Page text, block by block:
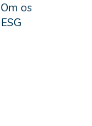
Om os
ESG